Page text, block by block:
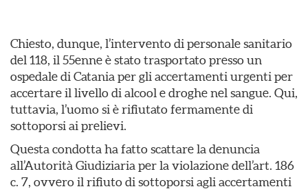
Chiesto, dunque, l’intervento di personale sanitario
del 118, il 55enne è stato trasportato presso un
ospedale di Catania per gli accertamenti urgenti per
accertare il livello di alcool e droghe nel sangue. Qui,
tuttavia, l’uomo si è rifiutato fermamente di
sottoporsi ai prelievi.
Questa condotta ha fatto scattare la denuncia
all’Autorità Giudiziaria per la violazione dell’art. 186
c. 7, ovvero il rifiuto di sottoporsi agli accertamenti